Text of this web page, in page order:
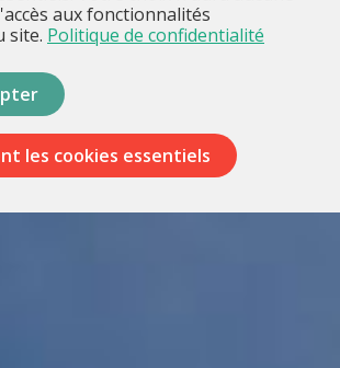
aux fonctionnalités
site. Politique de confidentialité
les cookies essentiels